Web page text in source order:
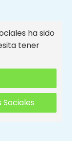
ha sido
tener